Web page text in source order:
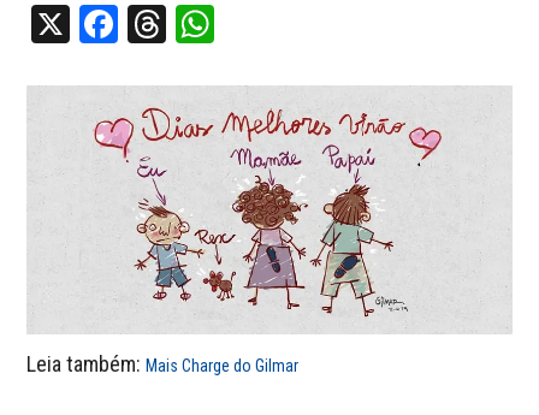
X Facebook
Threads
Leia também:Mais Charge do Gilmar